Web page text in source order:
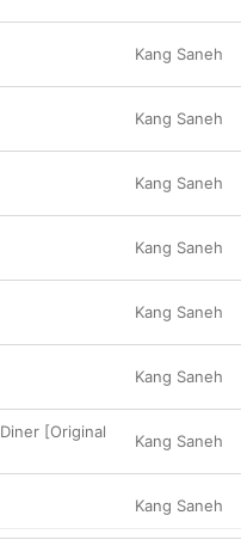
Kang Saneh
Kang Saneh
Kang Saneh
Kang Saneh
Kang Saneh
Kang Saneh
[Original
Kang Saneh
Kang Saneh